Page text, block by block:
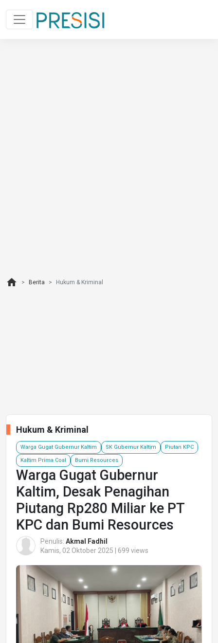
home Berita Hukum & Kriminal
Hukum & Kriminal
Warga Gugat Gubernur Kaltim SK Gubernur Kaltim Piutan KPC
Kaltim Prima Coal Bumi Resources
Warga Gugat Gubernur
Kaltim, Desak Penagihan
Piutang Rp280 Miliar ke PT
KPC dan Bumi Resources
Penulis: Akmal Fadhil
Kamis, 02 Oktober 2025 | 699 views